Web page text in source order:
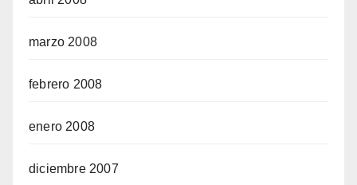
marzo 2008
febrero 2008
enero 2008
diciembre 2007